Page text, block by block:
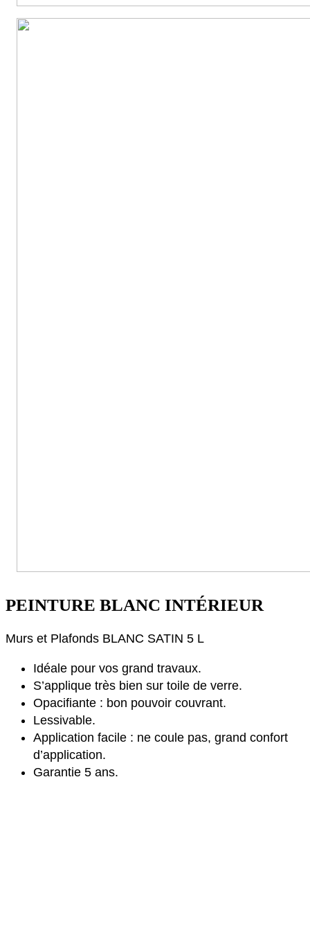
PEINTURE BLANC INTÉRIEUR
Murs et Plafonds BLANC SATIN 5 L
Idéale pour vos grand travaux.
S’applique très bien sur toile de verre.
Opacifiante : bon pouvoir couvrant.
Lessivable.
Application facile : ne coule pas, grand confort
d’application.
Garantie 5 ans.